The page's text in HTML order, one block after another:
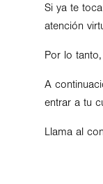
Si ya te
atención
Por lo
A
entrar a tu
Llama al